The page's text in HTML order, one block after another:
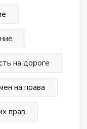
на дороге
на права
прав